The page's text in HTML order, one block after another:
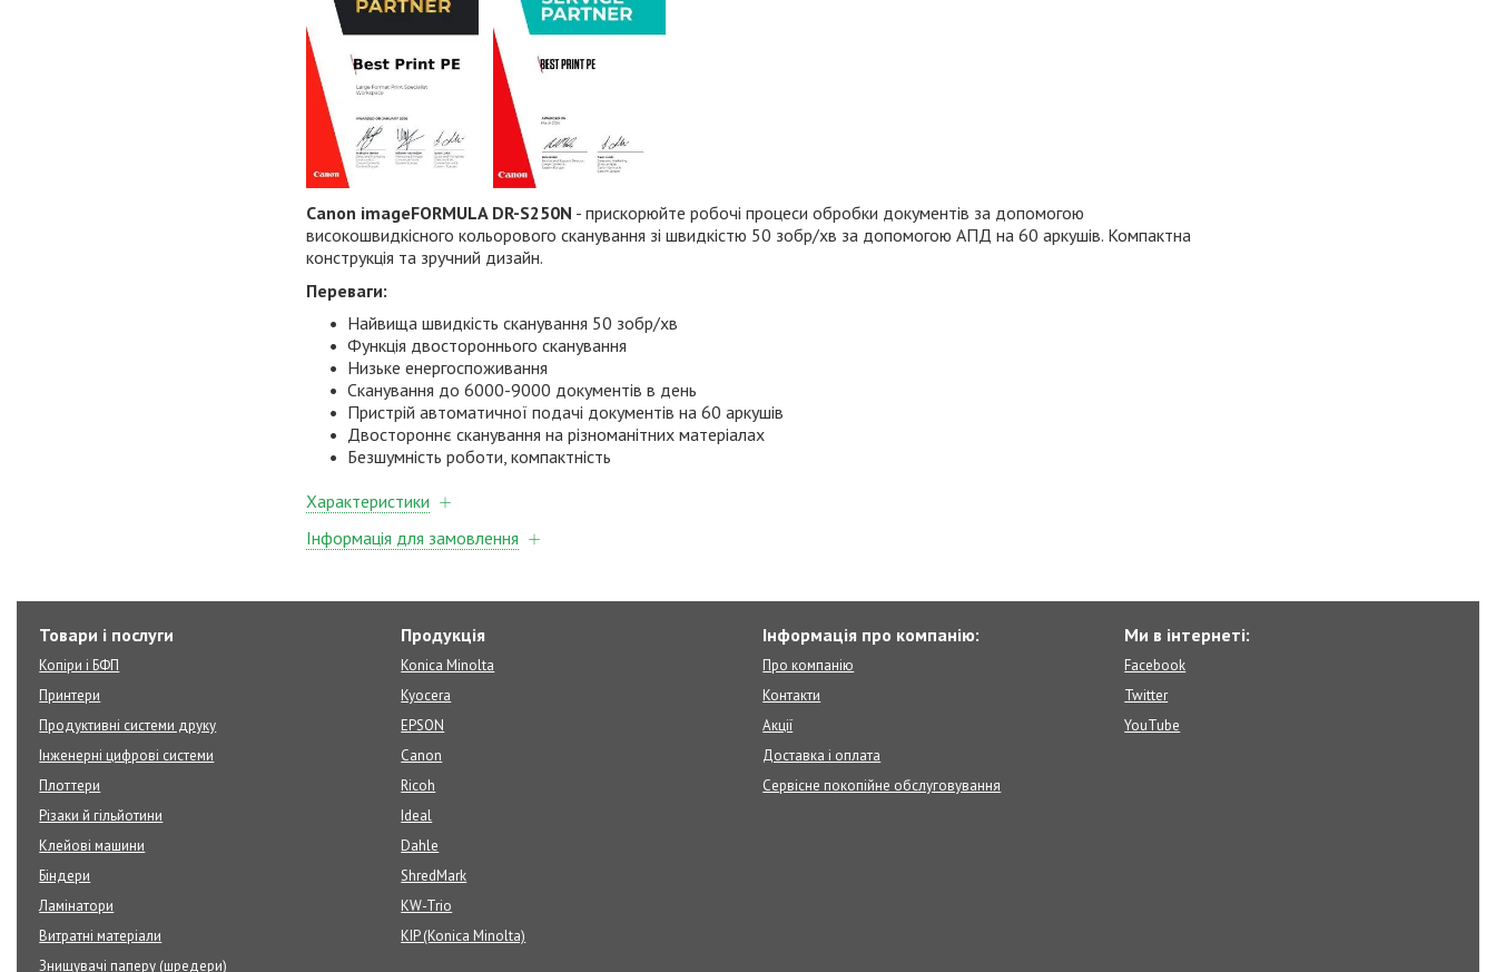
Canon imageFORMULA DR-S250N - прискорюйте робочі процеси обробки документів за допомогою
високошвидкісного кольорового сканування зі швидкістю 50 зобр/хв за допомогою АПД на 60 аркушів. Компактна
конструкція та зручний дизайн.
Переваги:
Найвища швидкість сканування 50 зобр/хв
Функція двостороннього сканування
Низьке енергоспоживання
Сканування до 6000-9000 документів в день
Пристрій автоматичної подачі документів на 60 аркушів
Двостороннє сканування на різноманітних матеріалах
Безшумність роботи, компактність
Характеристики
Інформація для замовлення
Товари і послуги
Копіри і БФП
Принтери
Продуктивні системи друку
Інженерні цифрові системи
Плоттери
Різаки й гільйотини
Клейові машини
Біндери
Ламінатори
Витратні матеріали
Знищувачі паперу (шредери)
Продукція
Konica Minolta
Kyocera
EPSON
Canon
Ricoh
Ideal
Dahle
ShredMark
KW-Trio
KIP (Konica Minolta)
Інформація про компанію:
Про компанію
Контакти
Акції
Доставка і оплата
Сервісне покопійне обслуговування
Ми в інтернеті:
Facebook
Twitter
YouTube